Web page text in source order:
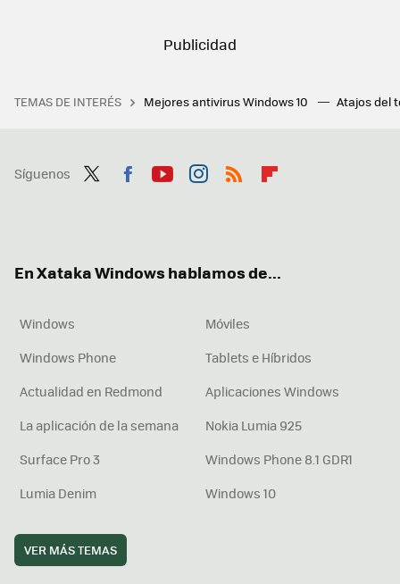
TEMAS DE INTERÉS Mejores antivirus Windows 10 Atajos del
Síguenos
En Xataka Windows hablamos de...
Windows
Móviles
Windows Phone
Tablets e Híbridos
Actualidad en Redmond
Aplicaciones Windows
La aplicación de la semana
Nokia Lumia 925
Surface Pro 3
Windows Phone 8.1 GDR1
Lumia Denim
Windows 10
VER MÁS TEMAS